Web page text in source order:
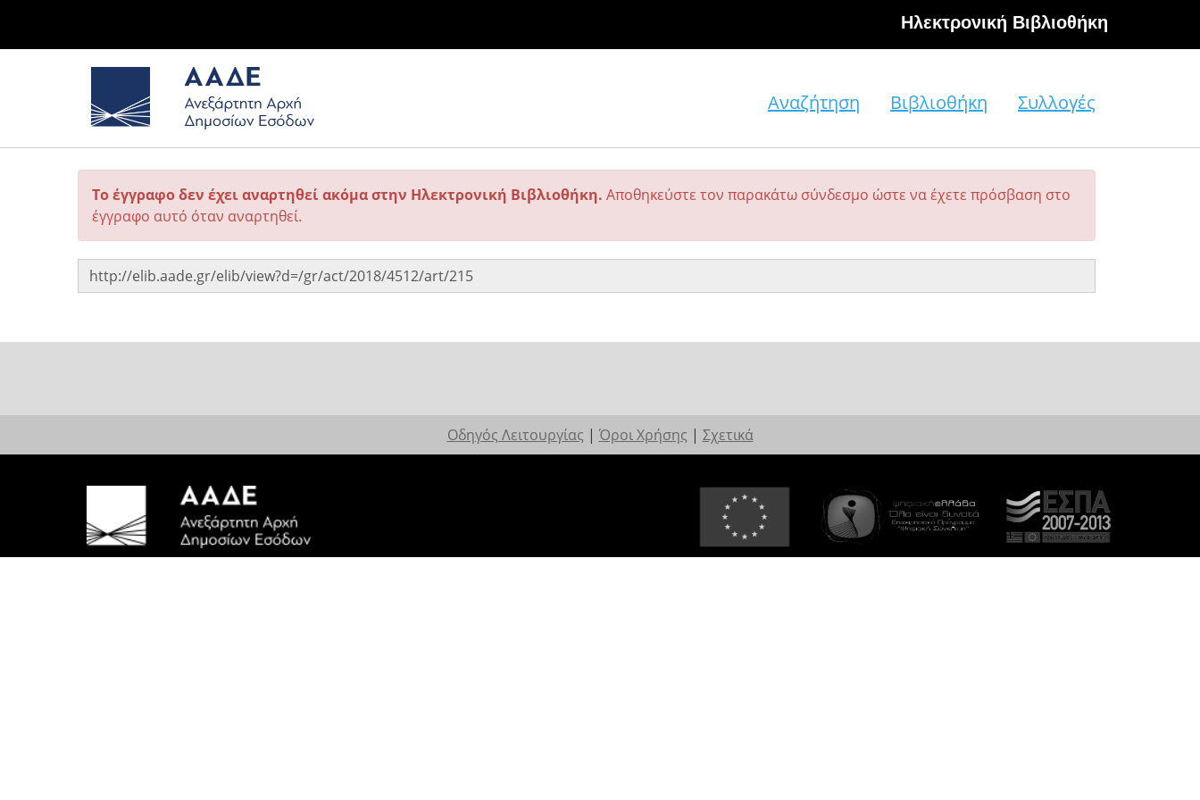
Hλεκτρονική Βιβλιοθήκη
Αναζήτηση Βιβλιοθήκη Συλλογές
Το έγγραφο δεν έχει αναρτηθεί ακόμα στην Ηλεκτρονική Βιβλιοθήκη. Αποθηκεύστε τον παρακάτω σύνδεσμο ώστε να έχετε πρόσβαση στο
έγγραφο αυτό όταν αναρτηθεί.
Οδηγός Λειτουργίας | Όροι Χρήσης | Σχετικά